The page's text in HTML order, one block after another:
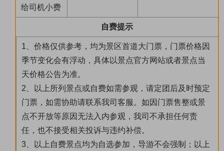
给司机小费
自费提示
1、价格仅供参考，均为景区首道大门票，门票价格因
季节变化会有浮动，具体以景点官方网站或者景点当
天价格公告为准。
2、以上所列景点或自费如需参观，请定团后及时预定
门票，如需协助请联系我司客服。如因门票售整或景
点不开放等原因无法入内参观，我司不承担任何责
任，也不接受相关投诉与违约补偿。
3、以上自费景点均为自选参加，导游不会强制；以上